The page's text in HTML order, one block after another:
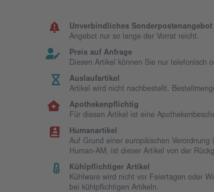
Unverbindliches Sonderpostenangebot
Angebot nur so lange der Vorrat reicht.
Preis auf Anfrage
Diesen Artikel können Sie nur telefonisch
Auslaufartikel
Artikel wird nicht nachbestellt.
Apothekenpflichtig
Für diesen Artikel ist eine
Humanartikel
Auf Grund einer europäischen
Human-AM, ist dieser Artikel von der
Kühlpflichtiger Artikel
Kühlware wird nicht vor Feiertagen oder
bei kühlpflichtigen Artikeln.